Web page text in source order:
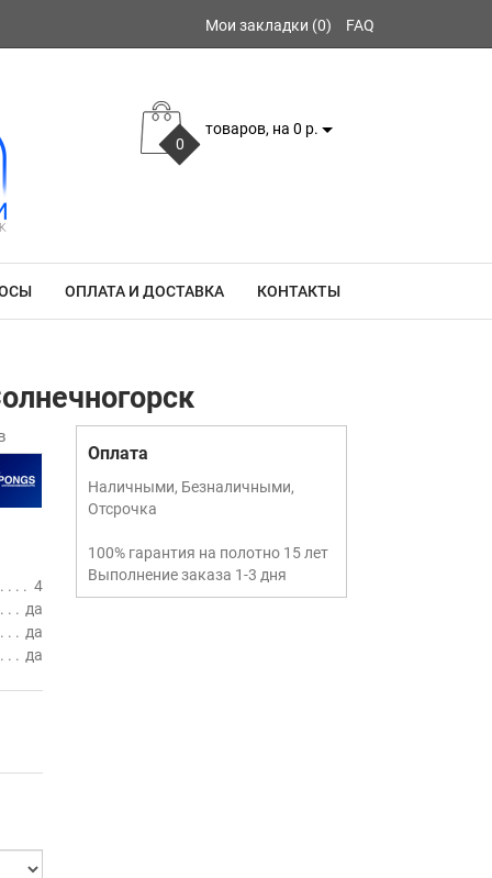
Мои закладки (0) FAQ
0
товаров, на 0 р.
ОПЛАТА И ДОСТАВКА КОНТАКТЫ
4
да
да
да
Оплата
Наличными, Безналичными,
Отсрочка
100% гарантия на полотно 15 лет
Выполнение заказа 1-3 дня